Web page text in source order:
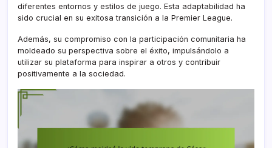
diferentes entornos y estilos de juego. Esta adaptabilidad ha
sido crucial en su exitosa transición a la Premier League.
Además, su compromiso con la participación comunitaria ha
moldeado su perspectiva sobre el éxito, impulsándolo a
utilizar su plataforma para inspirar a otros y contribuir
positivamente a la sociedad.